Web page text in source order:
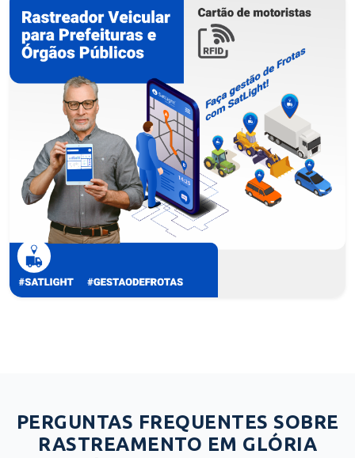
PERGUNTAS FREQUENTES SOBRE
RASTREAMENTO EM GLÓRIA